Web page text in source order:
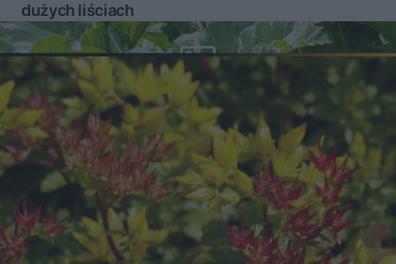
dużych liściach